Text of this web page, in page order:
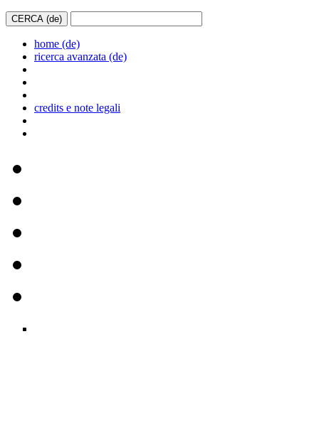
home (de)
ricerca avanzata (de)
credits e note legali